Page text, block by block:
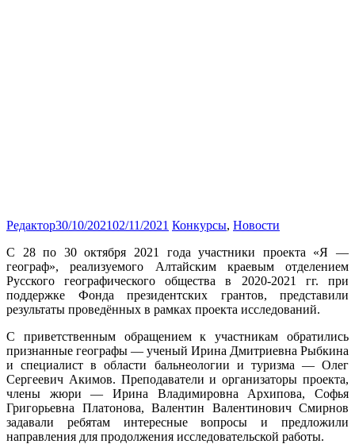
Редактор30/10/202102/11/2021 Конкурсы, Новости
С 28 по 30 октября 2021 года участники проекта «Я —
географ», реализуемого Алтайским краевым отделением
Русского географического общества в 2020-2021 гг. при
поддержке Фонда президентских грантов, представили
результаты проведённых в рамках проекта исследований.
С приветственным обращением к участникам обратились
признанные географы — ученый Ирина Дмитриевна Рыбкина
и специалист в области бальнеологии и туризма — Олег
Сергеевич Акимов. Преподаватели и организаторы проекта,
члены жюри — Ирина Владимировна Архипова, Софья
Григорьевна Платонова, Валентин Валентинович Смирнов
задавали ребятам интересные вопросы и предложили
направления для продолжения исследовательской работы.